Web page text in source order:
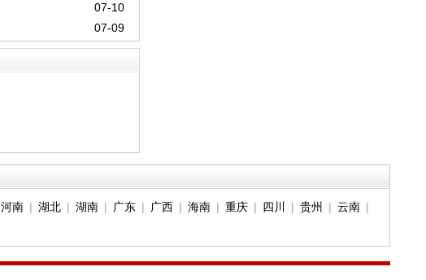
07-10
07-09
河南| 湖北| 湖南| 广东| 广西| 海南| 重庆| 四川 | 贵州 | 云南|